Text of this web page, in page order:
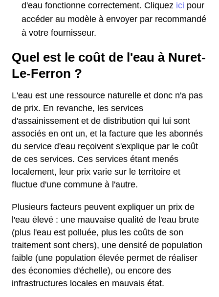
d'eau fonctionne correctement. Cliquez ici pour
accéder au modèle à envoyer par recommandé
à votre fournisseur.
Quel est le coût de l'eau à Nuret-
Le-Ferron ?
L'eau est une ressource naturelle et donc n'a pas
de prix. En revanche, les services
d'assainissement et de distribution qui lui sont
associés en ont un, et la facture que les abonnés
du service d'eau reçoivent s'explique par le coût
de ces services. Ces services étant menés
localement, leur prix varie sur le territoire et
fluctue d'une commune à l'autre.
Plusieurs facteurs peuvent expliquer un prix de
l'eau élevé : une mauvaise qualité de l'eau brute
(plus l'eau est polluée, plus les coûts de son
traitement sont chers), une densité de population
faible (une population élevée permet de réaliser
des économies d'échelle), ou encore des
infrastructures locales en mauvais état.